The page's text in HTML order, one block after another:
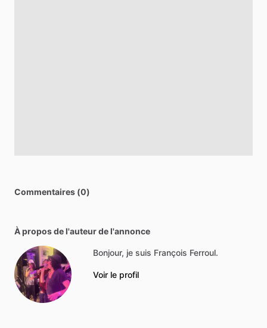
Commentaires (0)
À propos de l'auteur de l'annonce
Bonjour, je suis François Ferroul.
Voir le profil